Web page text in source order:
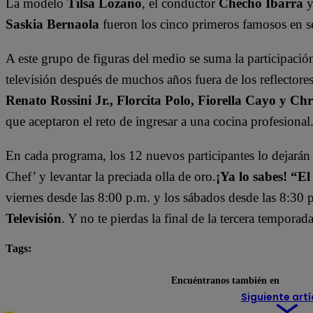
La modelo Tilsa Lozano, el conductor Checho Ibarra
Saskia Bernaola fueron los cinco primeros famosos en
A este grupo de figuras del medio se suma la
televisión después de muchos años fuera de los
Renato Rossini Jr., Florcita Polo, Fiorella Cayo y
que aceptaron el reto de ingresar a una cocina profesional.
En cada programa, los 12 nuevos participantes lo
Chef’ y levantar la preciada olla de oro.¡Ya lo sabes!
viernes desde las 8:00 p.m. y los sábados desde las 8:30
Televisión. Y no te pierdas la final de la tercera
Tags:
Siguiente
Encuéntranos también en